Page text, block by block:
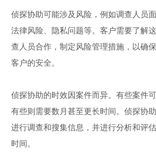
侦探协助可能涉及风险，例如调查人员
法律风险、隐私问题等。客户需要了解
查人员合作，制定风险管理措施，以确
客户的安全。
侦探协助的时效因案件而异。有些案件
有些则需要数月甚至更长时间。侦探协
进行调查和搜集信息，并进行分析和评
时间。